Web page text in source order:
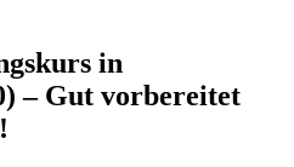
in
– Gut vorbereitet